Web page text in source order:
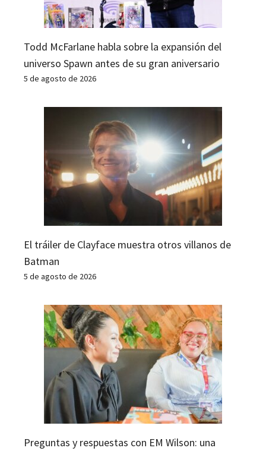
Todd McFarlane habla sobre la expansión del
universo Spawn antes de su gran aniversario
5 de agosto de 2026
El tráiler de Clayface muestra otros villanos de
Batman
5 de agosto de 2026
Preguntas y respuestas con EM Wilson: una